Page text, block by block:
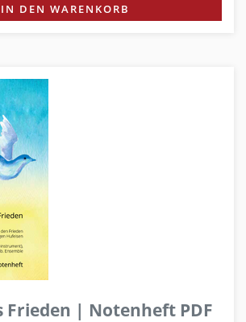
IN DEN WARENKORB
Frieden | Notenheft PDF